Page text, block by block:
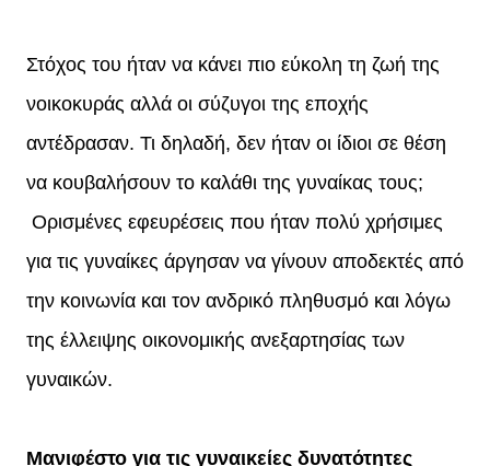
Στόχος του ήταν να κάνει πιο εύκολη τη ζωή της
νοικοκυράς αλλά οι σύζυγοι της εποχής
αντέδρασαν. Τι δηλαδή, δεν ήταν οι ίδιοι σε θέση
να κουβαλήσουν το καλάθι της γυναίκας τους;
Ορισμένες εφευρέσεις που ήταν πολύ χρήσιμες
για τις γυναίκες άργησαν να γίνουν αποδεκτές από
την κοινωνία και τον ανδρικό πληθυσμό και λόγω
της έλλειψης οικονομικής ανεξαρτησίας των
γυναικών.
Μανιφέστο για τις γυναικείες δυνατότητες